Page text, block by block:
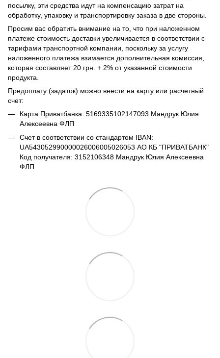
посылку, эти средства идут на компенсацию затрат на
обработку, упаковку и транспортировку заказа в две стороны.
Просим вас обратить внимание на то, что при наложенном
платеже стоимость доставки увеличивается в соответствии с
тарифами транспортной компании, поскольку за услугу
наложенного платежа взимается дополнительная комиссия,
которая составляет 20 грн. + 2% от указанной стоимости
продукта.
Предоплату (задаток) можно внести на карту или расчетный
счет:
Карта Приватбанка: 5169335102147093 Мандрук Юлия
Алексеевна ФЛП
Счет в соответствии со стандартом IBAN:
UA543052990000026006005026053 АО КБ "ПРИВАТБАНК"
Код получателя: 3152106348 Мандрук Юлия Алексеевна
ФЛП